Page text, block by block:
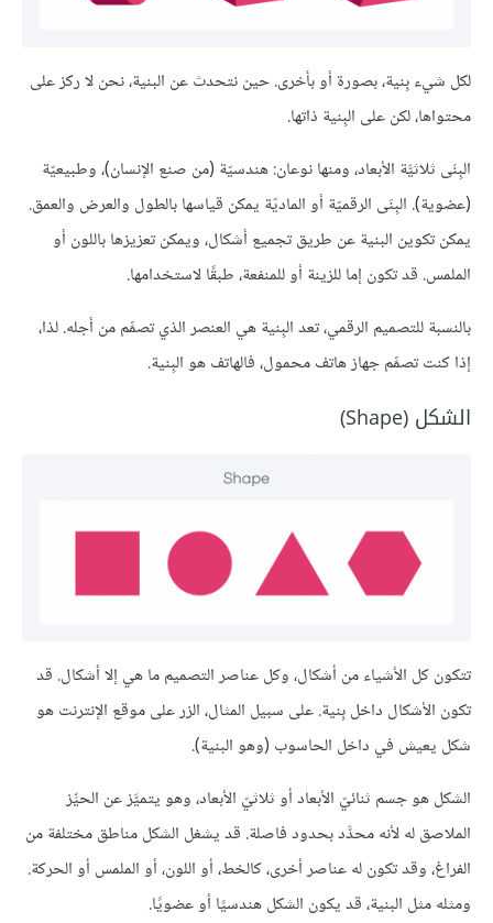
لكل شيء بِنية، بصورة أو بأخرى. حين نتحدث عن البنية، نحن لا ركز على
محتواها، لكن على البِنية ذاتها.
البِنَى ثلاثيَّة الأبعاد، ومنها نوعان: هندسيّة (من صنع الإنسان)، وطبيعيّة
(عضوية). البِنَى الرقميّة أو الماديّة يمكن قياسها بالطول والعرض والعمق.
يمكن تكوين البنية عن طريق تجميع أشكال، ويمكن تعزيزها باللون أو
الملمس. قد تكون إما للزينة أو للمنفعة، طبقًا لاستخدامها.
بالنسبة للتصميم الرقمي، تعد البِنية هي العنصر الذي تصمِّم من أجله. لذا،
إذا كنت تصمِّم جهاز هاتف محمول، فالهاتف هو البِنية.
الشكل (Shape)
تتكون كل الأشياء من أشكال، وكل عناصر التصميم ما هي إلا أشكال. قد
تكون الأشكال داخل بِنية. على سبيل المثال، الزر على موقع الإنترنت هو
شكل يعيش في داخل الحاسوب (وهو البنية).
الشكل هو جسم ثنائيّ الأبعاد أو ثلاثيّ الأبعاد، وهو يتميَّز عن الحيِّز
الملاصق له لأنه محدَّد بحدود فاصلة. قد يشغل الشكل مناطق مختلفة من
الفراغ، وقد تكون له عناصر أخرى، كالخط، أو اللون، أو الملمس أو الحركة.
ومثله مثل البنية، قد يكون الشكل هندسيًا أو عضويًا.